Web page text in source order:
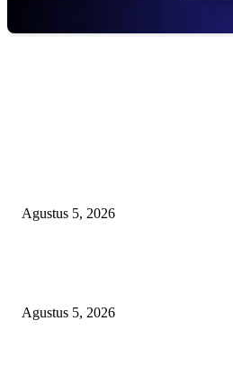
Agustus 5, 2026
Agustus 5, 2026